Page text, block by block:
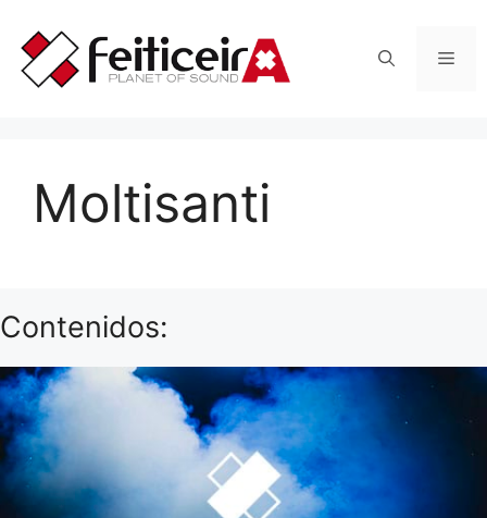
contenido
Moltisanti
Contenidos: